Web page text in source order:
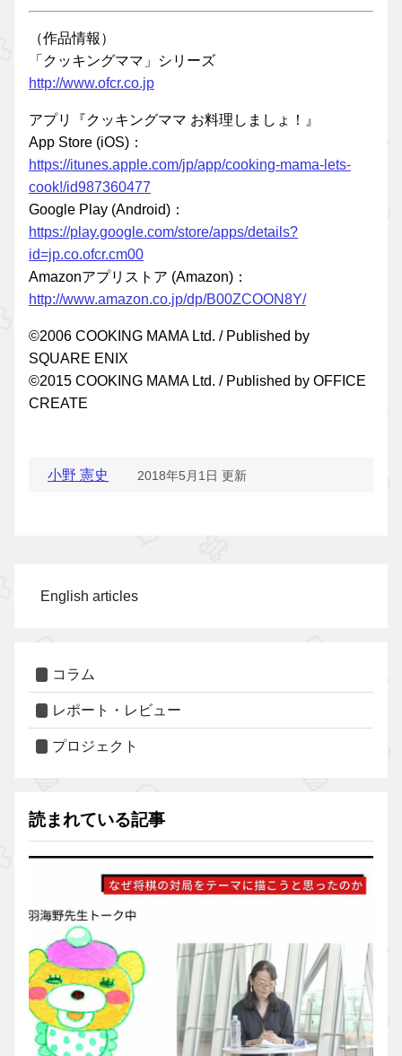
（作品情報）
「クッキングママ」シリーズ
http://www.ofcr.co.jp
アプリ『クッキングママ お料理しましょ！』
App Store (iOS)：
https://itunes.apple.com/jp/app/cooking-mama-lets-
cook!/id987360477
Google Play (Android)：
https://play.google.com/store/apps/details?
id=jp.co.ofcr.cm00
Amazonアプリストア (Amazon)：
http://www.amazon.co.jp/dp/B00ZCOON8Y/
©2006 COOKING MAMA Ltd. / Published by
SQUARE ENIX
©2015 COOKING MAMA Ltd. / Published by OFFICE
CREATE
小野 憲史 2018年5月1日 更新
English articles
コラム
レポート・レビュー
プロジェクト
読まれている記事